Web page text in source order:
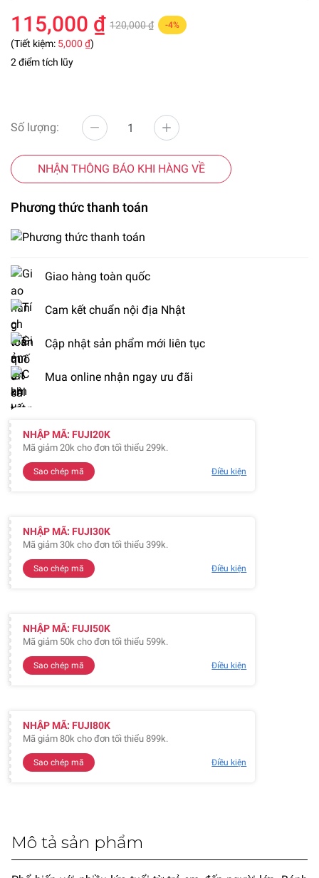
115,000 ₫ 120,000 ₫ -4%
(Tiết kiệm: 5,000 ₫)
2 điểm tích lũy
Số lượng:
NHẬN THÔNG BÁO KHI HÀNG VỀ
Phương thức thanh toán
Giao hàng toàn quốc
Cam kết chuẩn nội địa Nhật
Cập nhật sản phẩm mới liên tục
Mua online nhận ngay ưu đãi
NHẬP MÃ: FUJI20K
Mã giảm 20k cho đơn tối thiểu 299k.
Sao chép mã Điều kiện
NHẬP MÃ: FUJI30K
Mã giảm 30k cho đơn tối thiểu 399k.
Sao chép mã Điều kiện
NHẬP MÃ: FUJI50K
Mã giảm 50k cho đơn tối thiểu 599k.
Sao chép mã Điều kiện
NHẬP MÃ: FUJI80K
Mã giảm 80k cho đơn tối thiểu 899k.
Sao chép mã Điều kiện
Mô tả sản phẩm